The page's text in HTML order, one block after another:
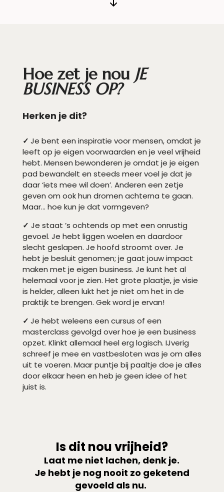
Hoe zet je nou JE
BUSINESS OP?
Herken je dit?
✓ Je bent een inspiratie voor mensen, omdat je
leeft op je eigen voorwaarden en je veel vrijheid
hebt. Mensen bewonderen je omdat je je eigen
pad bewandelt en steeds meer voel je dat je
daar ‘iets mee wil doen’. Anderen een zetje
geven om ook hun dromen achterna te gaan.
Maar… hoe kun je dat vormgeven?
✓ Je staat ’s ochtends op met een onrustig
gevoel. Je hebt liggen woelen en daardoor
slecht geslapen. Je hoofd stroomt over. Je
hebt je besluit genomen; je gaat jouw impact
maken met je eigen business. Je kunt het al
helemaal voor je zien. Het grote plaatje, je visie
is helder, alleen lukt het je niet om het in de
praktijk te brengen. Gek word je ervan!
✓ Je hebt weleens een cursus of een
masterclass gevolgd over hoe je een business
opzet. Klinkt allemaal heel erg logisch. IJverig
schreef je mee en vastbesloten was je om alles
uit te voeren. Maar puntje bij paaltje doe je alles
door elkaar heen en heb je geen idee of het
juist is.
Is dit nou vrijheid?
Laat me niet lachen, denk je.
Je hebt je nog nooit zo geketend
gevoeld als nu.